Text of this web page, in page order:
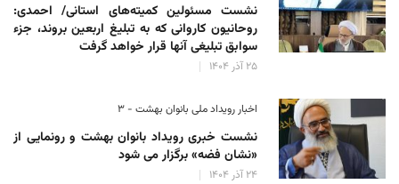
نشست مسئولین کمیته‌های استانی/ احمدی:
روحانیون کاروانی که به تبلیغ اربعین بروند، جزء
سوابق تبلیغی آنها قرار خواهد گرفت
۲۵ آذر ۱۴۰۴
اخبار رویداد ملی بانوان بهشت - ۳
نشست خبری رویداد بانوان بهشت و رونمایی از
«نشان فضه» برگزار می شود
۲۴ آذر ۱۴۰۴